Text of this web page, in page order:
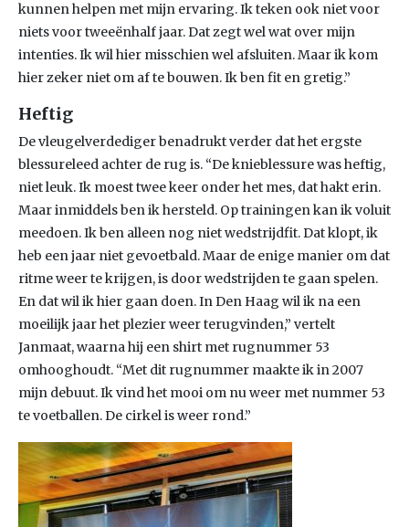
kunnen helpen met mijn ervaring. Ik teken ook niet voor
niets voor tweeënhalf jaar. Dat zegt wel wat over mijn
intenties. Ik wil hier misschien wel afsluiten. Maar ik kom
hier zeker niet om af te bouwen. Ik ben fit en gretig.”
Heftig
De vleugelverdediger benadrukt verder dat het ergste
blessureleed achter de rug is. “De knieblessure was heftig,
niet leuk. Ik moest twee keer onder het mes, dat hakt erin.
Maar inmiddels ben ik hersteld. Op trainingen kan ik voluit
meedoen. Ik ben alleen nog niet wedstrijdfit. Dat klopt, ik
heb een jaar niet gevoetbald. Maar de enige manier om dat
ritme weer te krijgen, is door wedstrijden te gaan spelen.
En dat wil ik hier gaan doen. In Den Haag wil ik na een
moeilijk jaar het plezier weer terugvinden,” vertelt
Janmaat, waarna hij een shirt met rugnummer 53
omhooghoudt. “Met dit rugnummer maakte ik in 2007
mijn debuut. Ik vind het mooi om nu weer met nummer 53
te voetballen. De cirkel is weer rond.”